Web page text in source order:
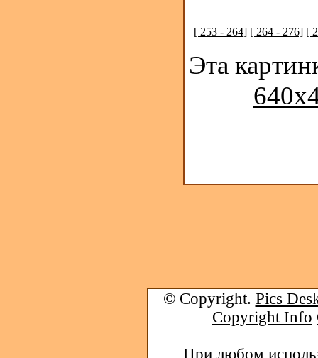
[ 253 - 264] [ 264 - 276] [
Эта
© Copyright. Pics
Copyright Info
При любом